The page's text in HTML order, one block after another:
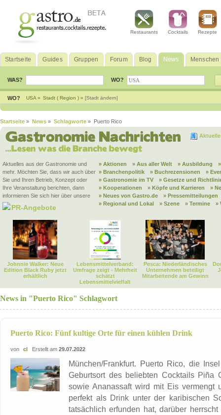
Restaurants Cocktails Rezepte
Startseite Guides Gruppen Forum Blog News Menschen
WAS? WO?
WO? USA » Stadt ( Region ) » [Stadt ändern]
Startseite » News » Schlagworte » Puerto Rico
Aktuelles aus der Gastronomie und
mehr. Möchten Sie, dass wir auch über
Sie und Ihren Betrieb, Konzept oder
Ihre Veranstaltung berichten, dann
informieren Sie sich hier über unsere
PR-Angebote
» Aktionen » Aus aller Welt » Ausbildung
» Branchenpolitik
» Buchrezensionen
»
» Gastronomie im TV
» Gesetze und
» Kooperationen
» Köpfe und Karrieren
»
» Neues von Gastro.de
» Pressemitteilungen
» Regional und Lokal
» Szene » Termine »
Johnnie Walker: Neue
Edition Black Ruby jetzt
erhältlich
Lebensmittelverband:
Umfrage zeigt - Mehrheit
schätzt
Lebensmittelvielfalt
Pesca: Niederländisches
Unternehmen beteiligt
Mitarbeitende am Gewinn
News in "Puerto Rico" Schlagwort
Puerto Rico: Fünf kultige Orte für einen kühlen Drink
von cl Erstellt am 29.07.2022
München/Frankfurt. Puerto Rico, die
Geburtsort des beliebten Cocktails Piña
sowie Ananassaft wird mit Eis
perfekt als Drink unter der karibischen
tatsächlich erfunden hat, darüber